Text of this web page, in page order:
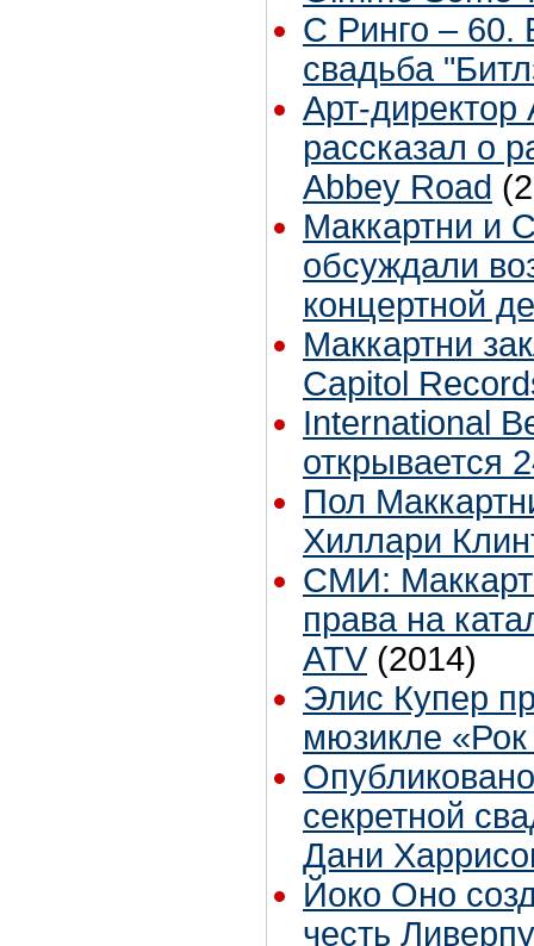
С Ринго – 60.
свадьба
Арт-директор
рассказал о
Abbey Road
Маккартни и
обсуждали
концертной
Маккартни
Capitol
International
открывается
Пол
Хиллари
СМИ:
права на
ATV (2014)
Элис Купер
мюзикле «Рок
секретной
Дани
Йоко Оно
честь